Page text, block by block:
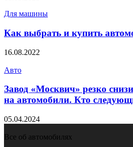
Для машины
Как выбрать и купить
16.08.2022
Авто
Завод «Москвич» резко
на автомобили. Кто
05.04.2024
Все об автомобилях